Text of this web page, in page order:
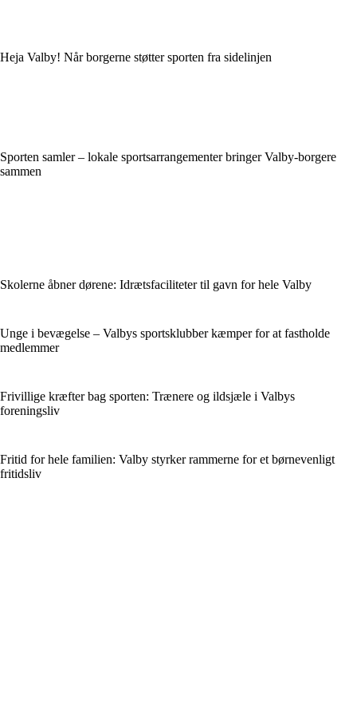
Heja Valby! Når borgerne støtter sporten fra sidelinjen
Sporten samler – lokale sportsarrangementer bringer Valby-borgere
sammen
Skolerne åbner dørene: Idrætsfaciliteter til gavn for hele Valby
Unge i bevægelse – Valbys sportsklubber kæmper for at fastholde
medlemmer
Frivillige kræfter bag sporten: Trænere og ildsjæle i Valbys
foreningsliv
Fritid for hele familien: Valby styrker rammerne for et børnevenligt
fritidsliv